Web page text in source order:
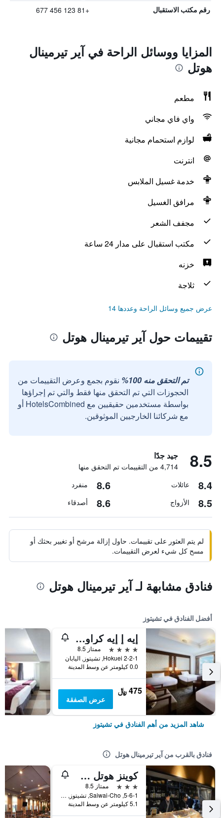
رقم مكتب الاستقبال +81 123 456 677
المزايا ووسائل الراحة في آير تيرمينال
هوتل
مطعم
واي فاي مجاني
لوازم استحمام مجانية
انترنت
خدمة غسيل الملابس
مرافق الغسيل
مجفف الشعر
مكتب استقبال على مدار 24 ساعة
خزنه
ثلاجة
عرض جميع وسائل الراحة وعددها 14
تقييمات حول آير تيرمينال هوتل
تم التحقق منه 100%
نقوم بجمع وعرض التقييمات من
الحجوزات التي تم التحقق منها فقط والتي تم إجراؤها
بواسطة مستخدمين حقيقيين مع HotelsCombined أو
مع شركائنا الخارجيين الموثوقين.
8.5 جيد جدًا
4,714 من التقييمات تم التحقق منها
8.4 عائلات 8.6 منفرد
8.5 الأزواج 8.6 أصدقاء
لم يتم العثور على تقييمات. حاول إزالة مرشح أو تغيير بحثك أو
مسح كل شيء لعرض التقييمات.
فنادق مشابهة لـ آير تيرمينال هوتل
أفضل الفنادق في تشيتوز
إيه إ إيه كراوان بلازا تشيتوز باي آيتش جي
4 نجوم
ممتاز 8.5
2-2-1 Hokuei, تشيتوز, اليابان
0.0 كيلومتر عن وسط المدينة
475 ﷼
عرض الصفقة
شاهد المزيد من أهم الفنادق في تشيتوز
فنادق بالقرب من آير تيرمينال هوتل
كوينز هوتل شيتوز
3 نجوم
ممتاز 8.5
5-6-1, Saiwai-Cho, تشيتوز, اليابان
5.1 كيلومتر عن وسط المدينة